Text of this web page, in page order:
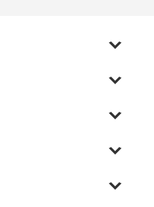
za tompuse